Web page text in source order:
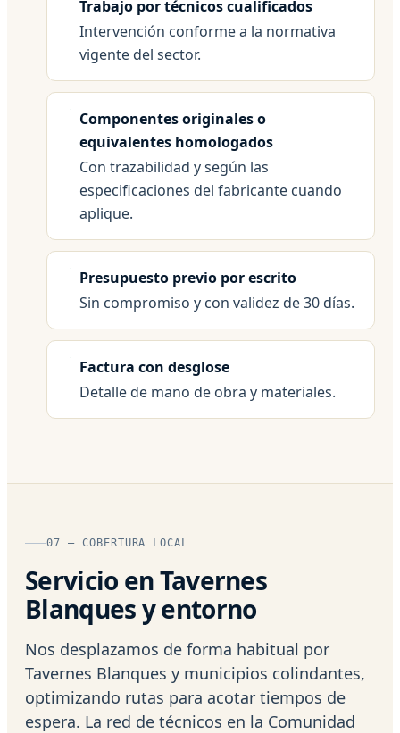
Trabajo por técnicos cualificados
Intervención conforme a la normativa
vigente del sector.
Componentes originales o
equivalentes homologados
Con trazabilidad y según las
especificaciones del fabricante cuando
aplique.
Presupuesto previo por escrito
Sin compromiso y con validez de 30 días.
Factura con desglose
Detalle de mano de obra y materiales.
07 — COBERTURA LOCAL
Servicio en Tavernes
Blanques y entorno
Nos desplazamos de forma habitual por
Tavernes Blanques y municipios colindantes,
optimizando rutas para acotar tiempos de
espera. La red de técnicos en la Comunidad